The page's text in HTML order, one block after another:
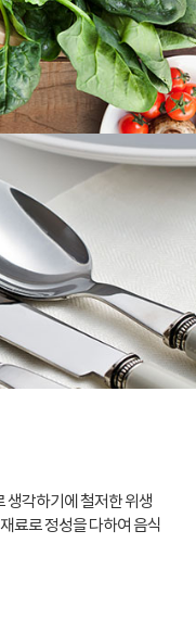
생각하기에 철저한 위생
료로 정성을 다하여 음식